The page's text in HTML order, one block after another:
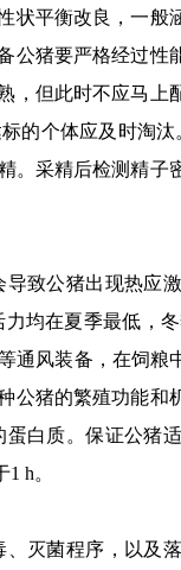
状平衡改良，一般
猪要严格经过性
但此时不应马上
的个体应及时淘
。采精后检测精
公猪出现热应
均在夏季最低，
通风装备，在饲
公猪的繁殖功能和
白质。保证公猪
h。
灭菌程序，以及